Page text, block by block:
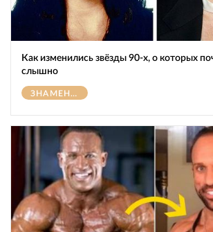
Как изменились звёзды 90-х, о которых
слышно
ЗНАМЕНИТОСТИ